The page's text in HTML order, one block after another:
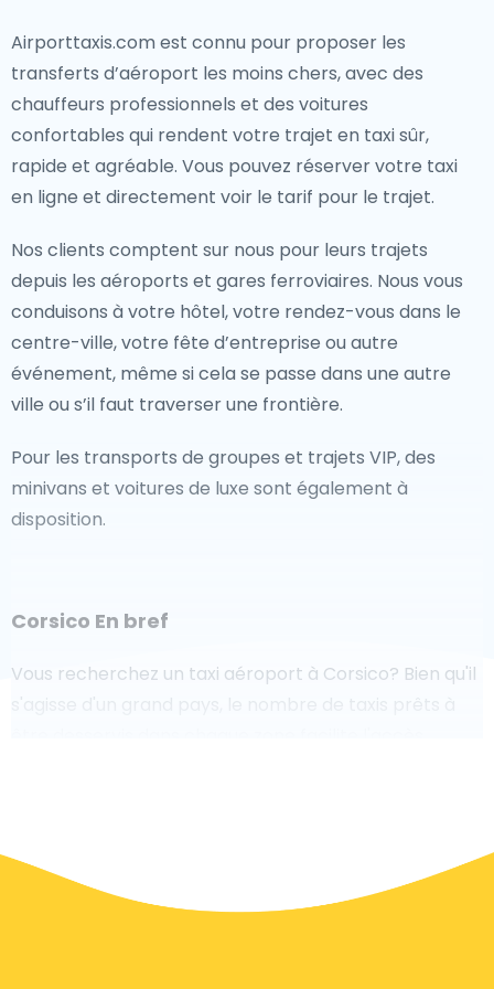
Airporttaxis.com est connu pour proposer les
transferts d’aéroport les moins chers, avec des
chauffeurs professionnels et des voitures
confortables qui rendent votre trajet en taxi sûr,
rapide et agréable. Vous pouvez réserver votre taxi
en ligne et directement voir le tarif pour le trajet.
Nos clients comptent sur nous pour leurs trajets
depuis les aéroports et gares ferroviaires. Nous vous
conduisons à votre hôtel, votre rendez-vous dans le
centre-ville, votre fête d’entreprise ou autre
événement, même si cela se passe dans une autre
ville ou s’il faut traverser une frontière.
Pour les transports de groupes et trajets VIP, des
minivans et voitures de luxe sont également à
disposition.
Corsico En bref
Vous recherchez un taxi aéroport à Corsico? Bien qu'il
s'agisse d'un grand pays, le nombre de taxis prêts à
votre voyage sans stress.
À Corsico un service de taxi est assez développé, mais